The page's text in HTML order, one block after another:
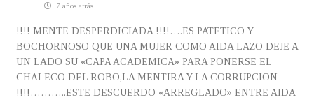
7 años atrás
!!!! MENTE DESPERDICIADA !!!!….ES PATETICO Y
BOCHORNOSO QUE UNA MUJER COMO AIDA LAZO DEJE A
UN LADO SU «CAPA ACADEMICA» PARA PONERSE EL
CHALECO DEL ROBO,LA MENTIRA Y LA CORRUPCION
!!!!………..ESTE DESCUERDO «ARREGLADO» ENTRE AIDA